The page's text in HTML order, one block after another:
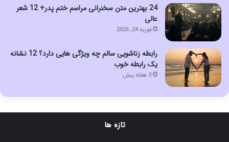
24 بهترین متن سخنرانی مراسم ختم پدر+ 12 شعر
عالی
فوریه 24, 2026
رابطه زناشویی سالم چه ویژگی هایی دارد؟ 12 نشانه
یک رابطه خوب
3 هفته پیش
تازه ها